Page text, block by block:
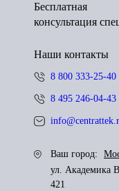
Бесплатная
консультация
Наши контакты
8 800 333-25-40
8 495 246-04-43
Ваш город:
ул. Академика
421